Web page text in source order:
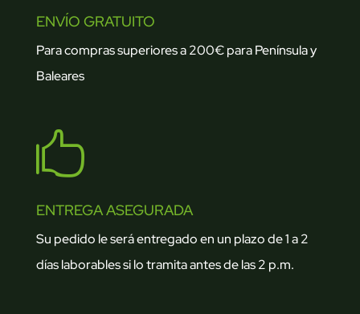
ENVÍO GRATUITO
Para compras superiores a 200€ para Península y
Baleares

ENTREGA ASEGURADA
Su pedido le será entregado en un plazo de 1 a 2
días laborables si lo tramita antes de las 2 p.m.